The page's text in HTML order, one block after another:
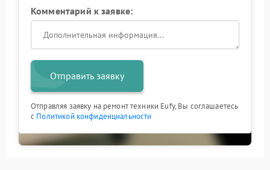
Комментарий к заявке:
Отправить заявку
Отправляя заявку на ремонт техники Eufy, Вы соглашаетесь
с Политикой конфиденциальности